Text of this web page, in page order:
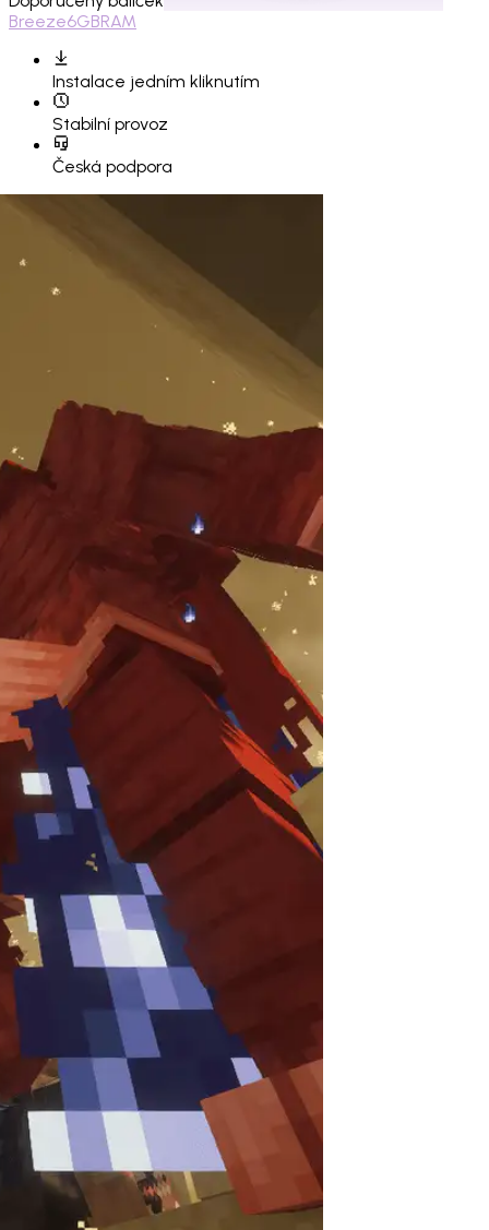
Breeze6GBRAM
Instalace jedním kliknutím
Stabilní provoz
Česká podpora